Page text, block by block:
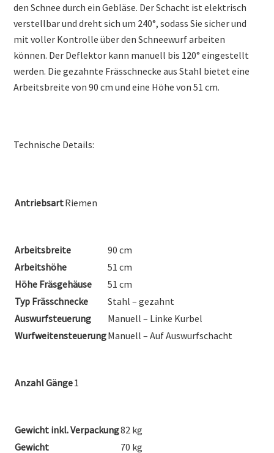
den Schnee durch ein Gebläse. Der Schacht ist elektrisch
verstellbar und dreht sich um 240°, sodass Sie sicher und
mit voller Kontrolle über den Schneewurf arbeiten
können. Der Deflektor kann manuell bis 120° eingestellt
werden. Die gezahnte Frässchnecke aus Stahl bietet eine
Arbeitsbreite von 90 cm und eine Höhe von 51 cm.
Technische Details:
AntriebsartRiemen
Arbeitsbreite
90 cm
Arbeitshöhe
51 cm
Höhe Fräsgehäuse
51 cm
Typ Frässchnecke
Stahl – gezahnt
Auswurfsteuerung
Manuell – Linke Kurbel
WurfweitensteuerungManuell – Auf Auswurfschacht
Anzahl Gänge1
Gewicht inkl. Verpackung82 kg
Gewicht
70 kg